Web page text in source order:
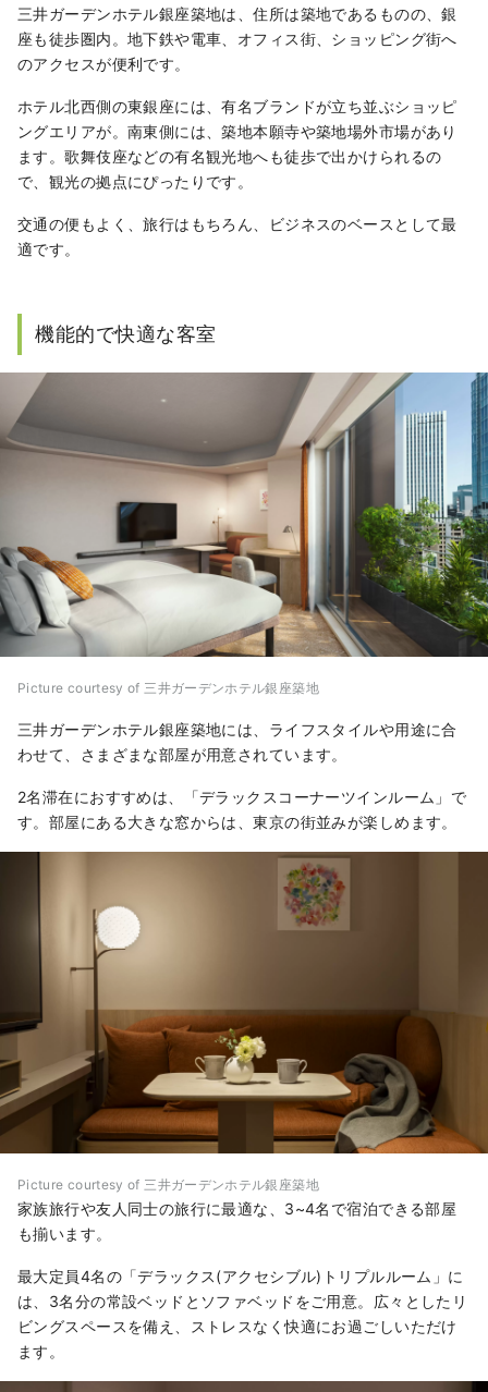
三井ガーデンホテル銀座築地は、住所は築地であるものの、銀
座も徒歩圏内。地下鉄や電車、オフィス街、ショッピング街へ
のアクセスが便利です。
ホテル北西側の東銀座には、有名ブランドが立ち並ぶショッピ
ングエリアが。南東側には、築地本願寺や築地場外市場があり
ます。歌舞伎座などの有名観光地へも徒歩で出かけられるの
で、観光の拠点にぴったりです。
交通の便もよく、旅行はもちろん、ビジネスのベースとして最
適です。
機能的で快適な客室
Picture courtesy of 三井ガーデンホテル銀座築地
三井ガーデンホテル銀座築地には、ライフスタイルや用途に合
わせて、さまざまな部屋が用意されています。
2名滞在におすすめは、「デラックスコーナーツインルーム」で
す。部屋にある大きな窓からは、東京の街並みが楽しめます。
Picture courtesy of 三井ガーデンホテル銀座築地
家族旅行や友人同士の旅行に最適な、3~4名で宿泊できる部屋
も揃います。
最大定員4名の「デラックス(アクセシブル)トリプルルーム」に
は、3名分の常設ベッドとソファベッドをご用意。広々としたリ
ビングスペースを備え、ストレスなく快適にお過ごしいただけ
ます。